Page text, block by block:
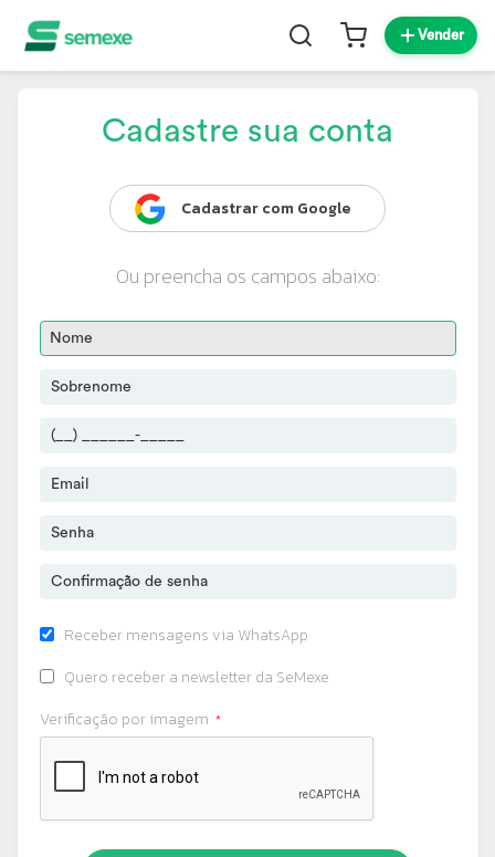
Vender
Cadastre sua conta
Cadastrar com Google
Ou preencha os campos abaixo:
Receber mensagens via WhatsApp
Quero receber a newsletter da SeMexe
Verificação por imagem